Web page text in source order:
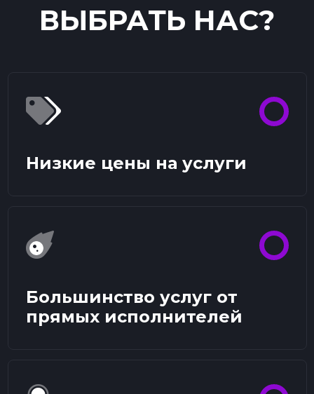
ВЫБРАТЬ НАС?
Низкие цены на услуги
Большинство услуг от
прямых исполнителей